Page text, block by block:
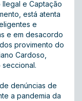
Ilegal e Captação
está atenta
e
e em desacordo
provimento do
Cardoso,
denúncias de
a pandemia da